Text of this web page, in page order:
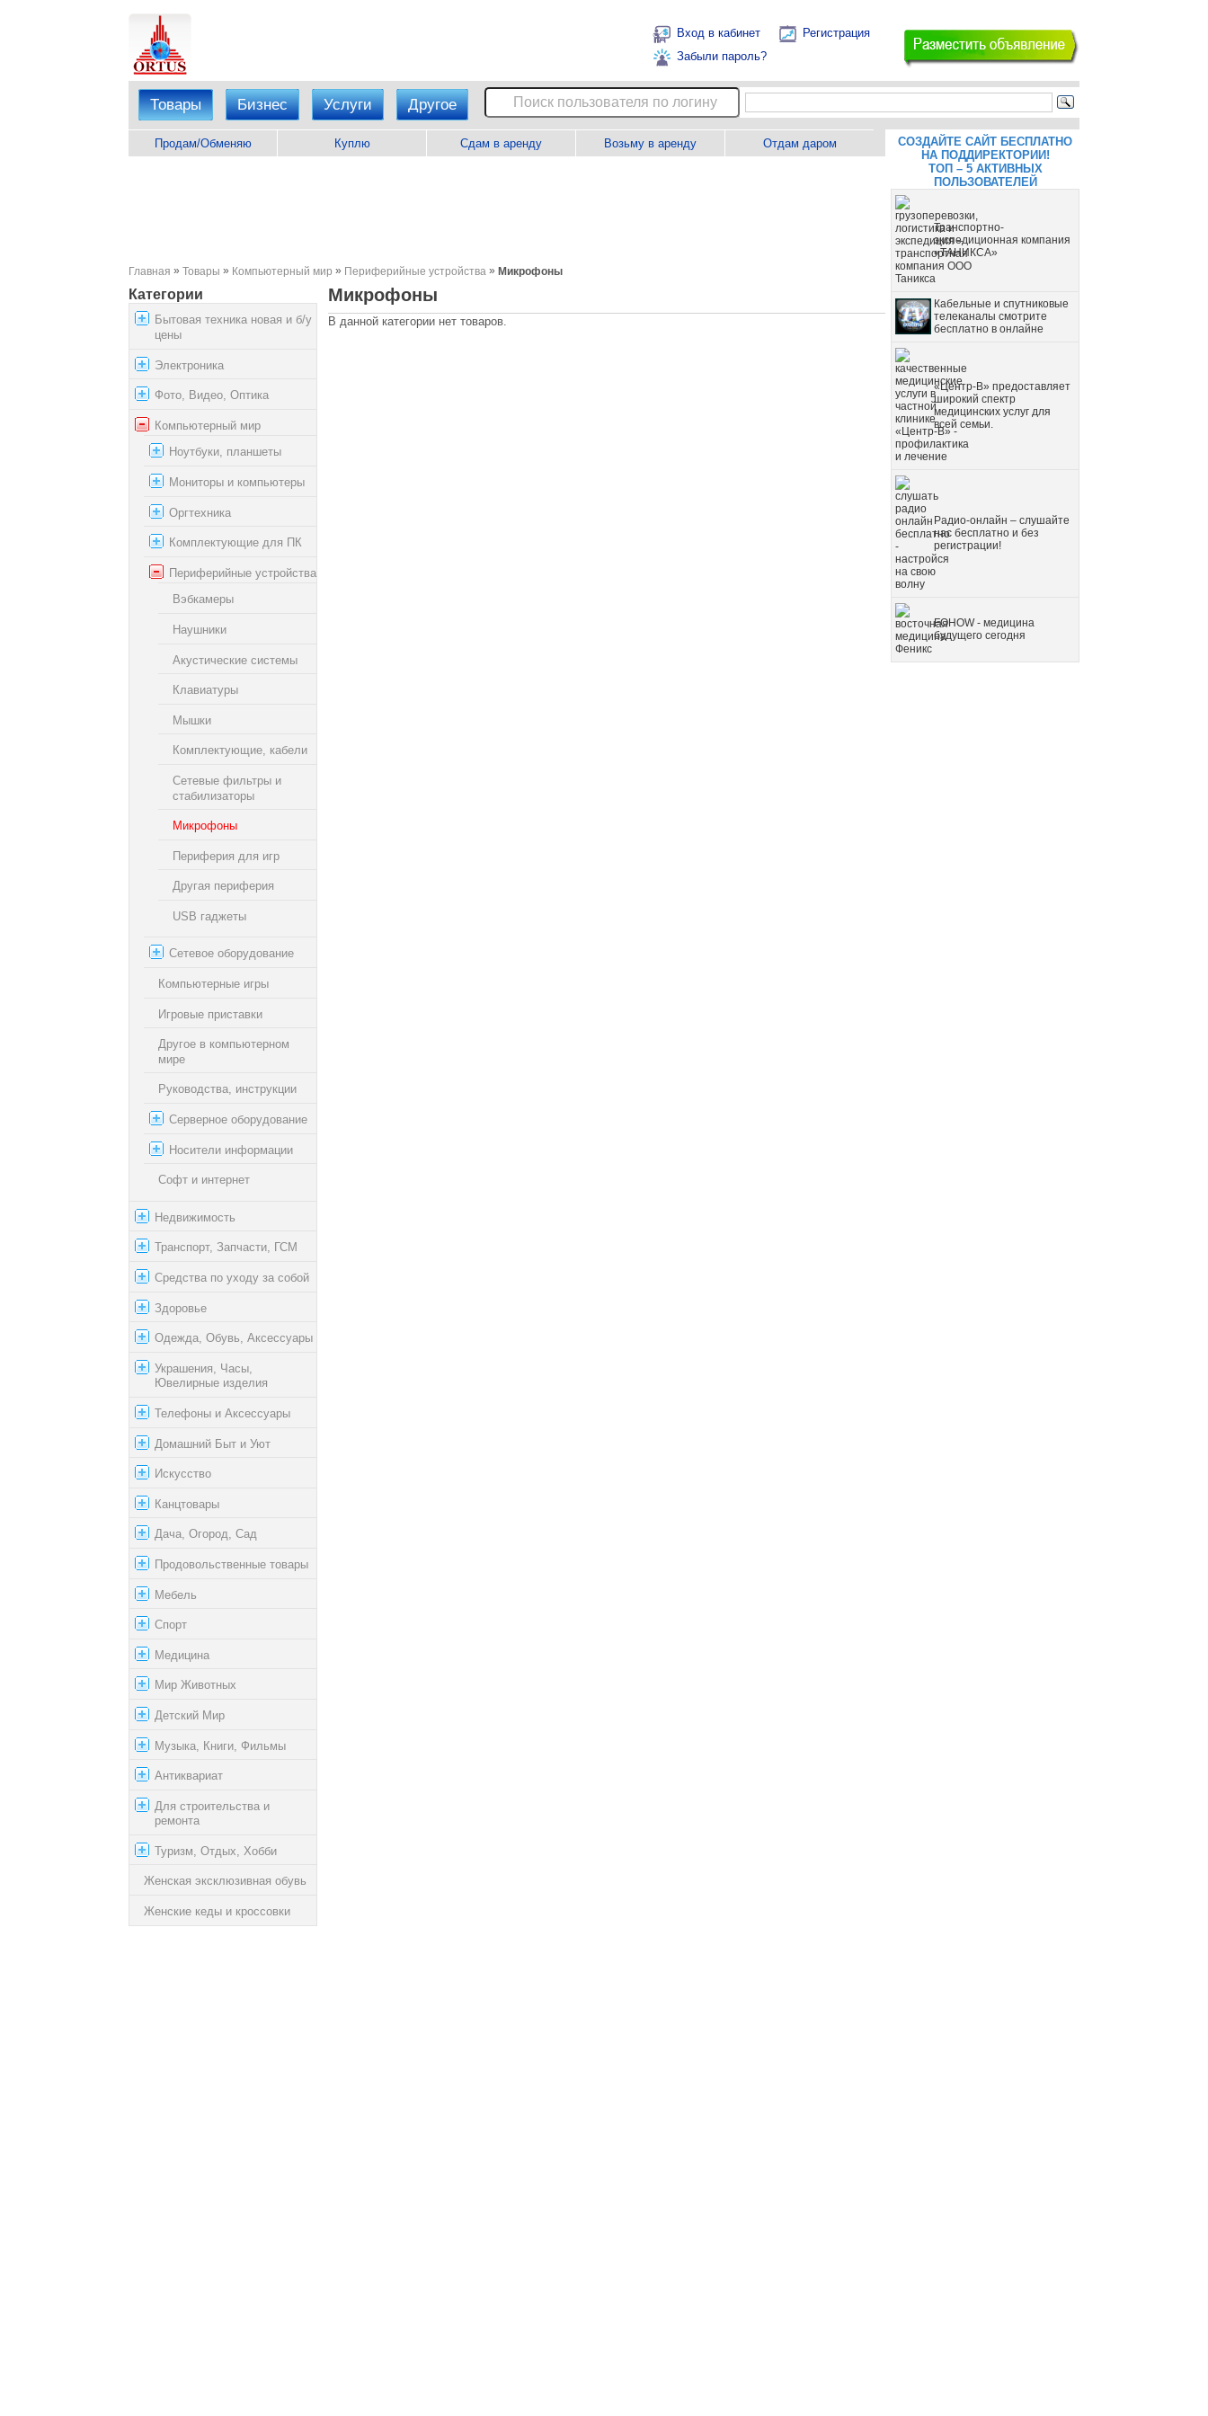
Вход в кабинет
Регистрация
Забыли пароль?
Товары Бизнес Услуги Другое
Продам/Обменяю Куплю Сдам в аренду Возьму в аренду Отдам даром
Главная » Товары » Компьютерный мир » Периферийные устройства » Микрофоны
Категории
Бытовая техника новая и б/у
цены
Электроника
Фото, Видео, Оптика
Компьютерный мир
Ноутбуки, планшеты
Мониторы и компьютеры
Оргтехника
Комплектующие для ПК
Периферийные устройства
Вэбкамеры
Наушники
Акустические системы
Клавиатуры
Мышки
Комплектующие, кабели
Сетевые фильтры и
стабилизаторы
Микрофоны
Периферия для игр
Другая периферия
USB гаджеты
Сетевое оборудование
Компьютерные игры
Игровые приставки
Другое в компьютерном
мире
Руководства, инструкции
Серверное оборудование
Носители информации
Софт и интернет
Недвижимость
Транспорт, Запчасти, ГСМ
Средства по уходу за собой
Здоровье
Одежда, Обувь, Аксессуары
Украшения, Часы,
Ювелирные изделия
Телефоны и Аксессуары
Домашний Быт и Уют
Искусство
Канцтовары
Дача, Огород, Сад
Продовольственные товары
Мебель
Спорт
Медицина
Мир Животных
Детский Мир
Музыка, Книги, Фильмы
Антиквариат
Для строительства и
ремонта
Туризм, Отдых, Хобби
Женская эксклюзивная обувь
Женские кеды и кроссовки
Микрофоны
В данной категории нет товаров.
СОЗДАЙТЕ САЙТ БЕСПЛАТНО
НА ПОДДИРЕКТОРИИ!
ТОП – 5 АКТИВНЫХ
ПОЛЬЗОВАТЕЛЕЙ
Транспортно-
экспедиционная компания
«ТАНИКСА»
Кабельные и спутниковые
телеканалы смотрите
бесплатно в онлайне
«Центр-В» предоставляет
широкий спектр
медицинских услуг для
всей семьи.
Радио-онлайн – слушайте
нас бесплатно и без
регистрации!
FOHOW - медицина
будущего сегодня